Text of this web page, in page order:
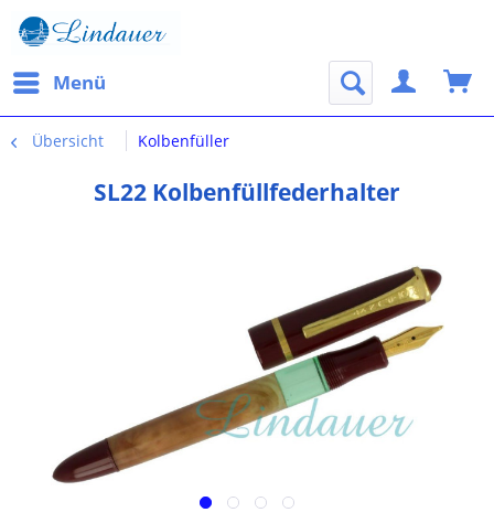
Menü
Übersicht Kolbenfüller
SL22 Kolbenfüllfederhalter